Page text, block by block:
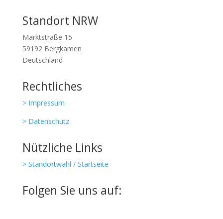
Standort NRW
Marktstraße 15
59192 Bergkamen
Deutschland
Rechtliches
> Impressum
> Datenschutz
Nützliche Links
> Standortwahl / Startseite
Folgen Sie uns auf: